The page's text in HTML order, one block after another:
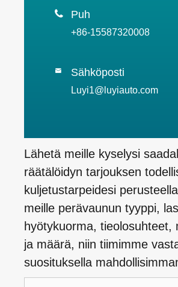
 Puh
+86-15587320008
 Sähköposti
Luyi1@luyiauto.com
Lähetä meille kyselysi
räätälöidyn tarjouksen
kuljetustarpeidesi
meille perävaunun tyyppi,
hyötykuorma, tieolosuhteet,
ja määrä, niin tiimimme
suosituksella